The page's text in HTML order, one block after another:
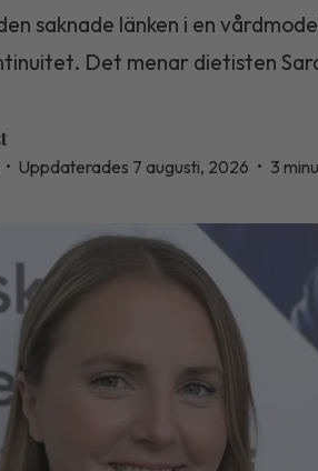
saknade länken i en
Det menar dietisten
• Uppdaterades 7 augusti, 2026 • 3